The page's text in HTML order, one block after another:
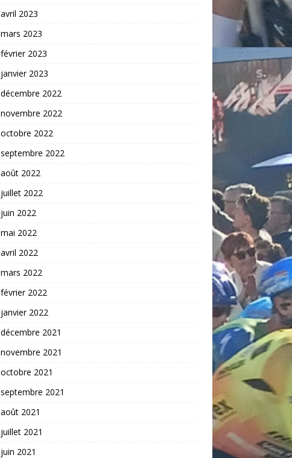
avril 2023
mars 2023
février 2023
janvier 2023
décembre 2022
novembre 2022
octobre 2022
septembre 2022
août 2022
juillet 2022
juin 2022
mai 2022
avril 2022
mars 2022
février 2022
janvier 2022
décembre 2021
novembre 2021
octobre 2021
septembre 2021
août 2021
juillet 2021
juin 2021